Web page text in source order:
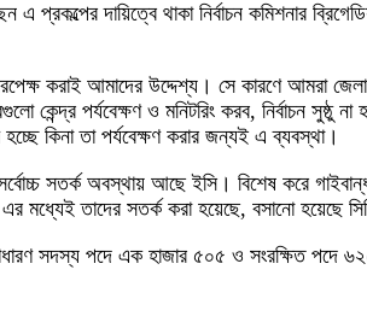
প্রকল্পের দায়িত্বে থাকা নির্বাচন কমিশনার
করাই আমাদের উদ্দেশ্য। সে কারণে আমরা
পর্যবেক্ষণ ও মনিটরিং করব, নির্বাচন সুষ্ঠু
হচ্ছে কিনা তা পর্যবেক্ষণ করার জন্যই এ ব্যবস্থা।
সতর্ক অবস্থায় আছে ইসি। বিশেষ করে
মধ্যেই তাদের সতর্ক করা হয়েছে, বসানো হয়েছে
সদস্য পদে এক হাজার ৫০৫ ও সংরক্ষিত পদে